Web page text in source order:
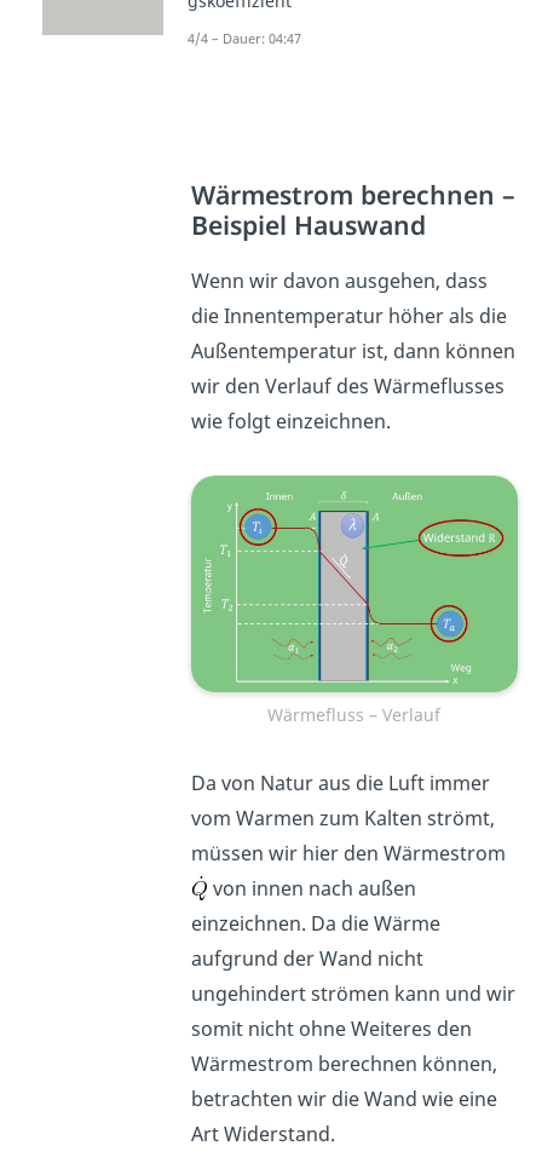
Wärmestrom berechnen –
Beispiel Hauswand
Wenn wir davon ausgehen, dass
die Innentemperatur höher als die
Außentemperatur ist, dann können
wir den Verlauf des Wärmeflusses
wie folgt einzeichnen.
Wärmefluss – Verlauf
Da von Natur aus die Luft immer
vom Warmen zum Kalten strömt,
müssen wir hier den Wärmestrom
von innen nach außen
einzeichnen. Da die Wärme
aufgrund der Wand nicht
ungehindert strömen kann und wir
somit nicht ohne Weiteres den
Wärmestrom berechnen können,
betrachten wir die Wand wie eine
Art Widerstand.
4/4 – Dauer: 04:47